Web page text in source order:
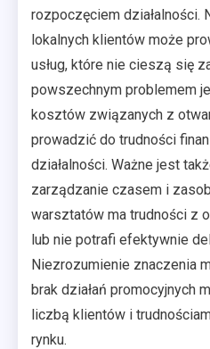
rozpoczęciem działalności.
lokalnych klientów może
usług, które nie cieszą się
powszechnym problemem
kosztów związanych z
prowadzić do trudności
działalności. Ważne jest
zarządzanie czasem i
warsztatów ma trudności z
lub nie potrafi efektywnie
Niezrozumienie znaczenia
brak działań promocyjnych
liczbą klientów i
rynku.